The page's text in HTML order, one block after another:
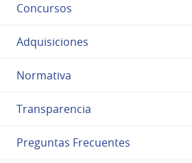
Concursos
Adquisiciones
Normativa
Transparencia
Preguntas Frecuentes